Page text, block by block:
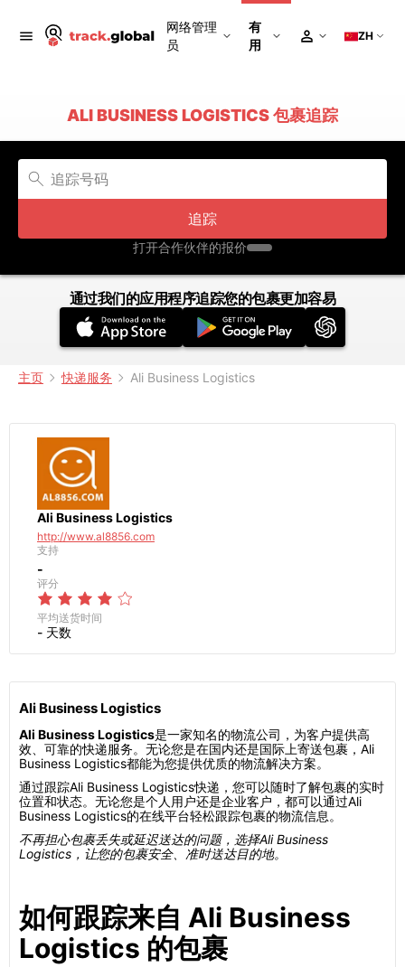
网络管理
员
有
用
ZH
ALI BUSINESS LOGISTICS 包裹追踪
追踪
打开合作伙伴的报价
通过我们的应用程序追踪您的包裹更加容易
主页 快递服务 Ali Business Logistics
Ali Business Logistics
http://www.al8856.com
支持
-
评分
平均送货时间
- 天数
Ali Business Logistics
Ali Business Logistics是一家知名的物流公司，为客户提供高
效、可靠的快递服务。无论您是在国内还是国际上寄送包裹，Ali
Business Logistics都能为您提供优质的物流解决方案。
通过跟踪Ali Business Logistics快递，您可以随时了解包裹的实时
位置和状态。无论您是个人用户还是企业客户，都可以通过Ali
Business Logistics的在线平台轻松跟踪包裹的物流信息。
不再担心包裹丢失或延迟送达的问题，选择Ali Business
Logistics，让您的包裹安全、准时送达目的地。
如何跟踪来自 Ali Business
Logistics 的包裹